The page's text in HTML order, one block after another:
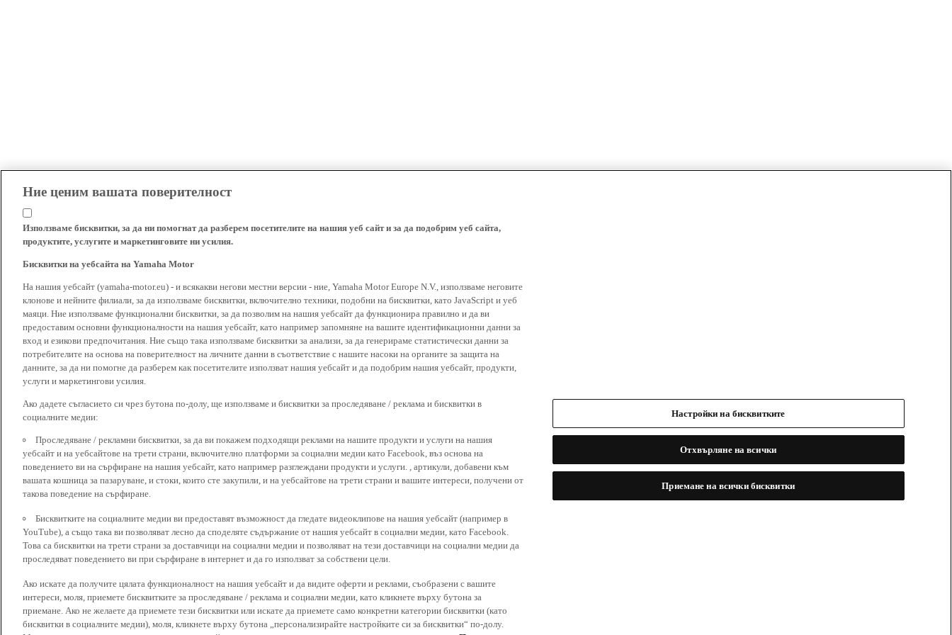
Ние ценим вашата поверителност
Използваме бисквитки, за да ни помогнат да разберем посетителите на нашия уеб сайт и за да подобрим уеб сайта,
продуктите, услугите и маркетинговите ни усилия.
Бисквитки на уебсайта на Yamaha Motor
На нашия уебсайт (yamaha-motor.eu) - и всякакви негови местни версии - ние, Yamaha Motor Europe N.V., използваме неговите
клонове и нейните филиали, за да използваме бисквитки, включително техники, подобни на бисквитки, като JavaScript и уеб
маяци. Ние използваме функционални бисквитки, за да позволим на нашия уебсайт да функционира правилно и да ви
предоставим основни функционалности на нашия уебсайт, като например запомняне на вашите идентификационни данни за
вход и езикови предпочитания. Ние също така използваме бисквитки за анализи, за да генерираме статистически данни за
потребителите на основа на поверителност на личните данни в съответствие с нашите насоки на органите за защита на
данните, за да ни помогне да разберем как посетителите използват нашия уебсайт и да подобрим нашия уебсайт, продукти,
услуги и маркетингови усилия.
Ако дадете съгласието си чрез бутона по-долу, ще използваме и бисквитки за проследяване / реклама и бисквитки в
социалните медии:
Проследяване / рекламни бисквитки, за да ви покажем подходящи реклами на нашите продукти и услуги на нашия
уебсайт и на уебсайтове на трети страни, включително платформи за социални медии като Facebook, въз основа на
поведението ви на сърфиране на нашия уебсайт, като например разглеждани продукти и услуги. , артикули, добавени към
вашата кошница за пазаруване, и стоки, които сте закупили, и на уебсайтове на трети страни и вашите интереси, получени от
такова поведение на сърфиране.
Бисквитките на социалните медии ви предоставят възможност да гледате видеоклипове на нашия уебсайт (например в
YouTube), а също така ви позволяват лесно да споделяте съдържание от нашия уебсайт в социални медии, като Facebook.
Това са бисквитки на трети страни за доставчици на социални медии и позволяват на тези доставчици на социални медии да
проследяват поведението ви при сърфиране в интернет и да го използват за собствени цели.
Ако искате да получите цялата функционалност на нашия уебсайт и да видите оферти и реклами, съобразени с вашите
интереси, моля, приемете бисквитките за проследяване / реклама и социални медии, като кликнете върху бутона за
приемане. Ако не желаете да приемете тези бисквитки или искате да приемете само конкретни категории бисквитки (като
бисквитки в социалните медии), моля, кликнете върху бутона „персонализирайте настройките си за бисквитки“ по-долу.
Настройки на бисквитките
Отхвърляне на всички
Приемане на всички бисквитки